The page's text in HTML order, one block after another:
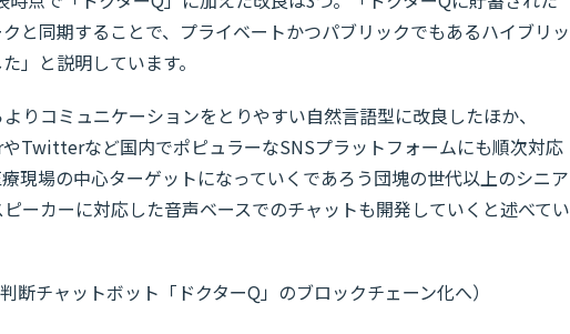
と同期することで、プライベートかつパブリックでもあるハイブリッ
」と説明しています。
りコミュニケーションをとりやすい自然言語型に改良したほか、
Twitterなど国内でポピュラーなSNSプラットフォームにも順次対応
現場の中心ターゲットになっていくであろう団塊の世代以上のシニア
ーカーに対応した音声ベースでのチャットも開発していくと述べてい
断チャットボット「ドクターQ」のブロックチェーン化へ）